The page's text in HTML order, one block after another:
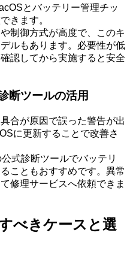
とバッテリー管理チッ
きます。
制御方式が高度で、このキ
ルもあります。必要性が低
認してから実施すると安全
断ツールの活用
合が原因で誤った警告が出
に更新することで改善さ
式診断ツールでバッテリ
こともおすすめです。異常
修理サービスへ依頼できま
べきケースと選